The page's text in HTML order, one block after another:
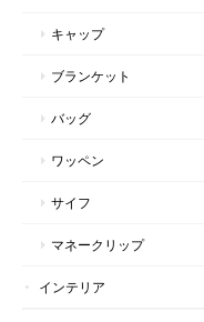
キャップ
ブランケット
バッグ
ワッペン
サイフ
マネークリップ
インテリア